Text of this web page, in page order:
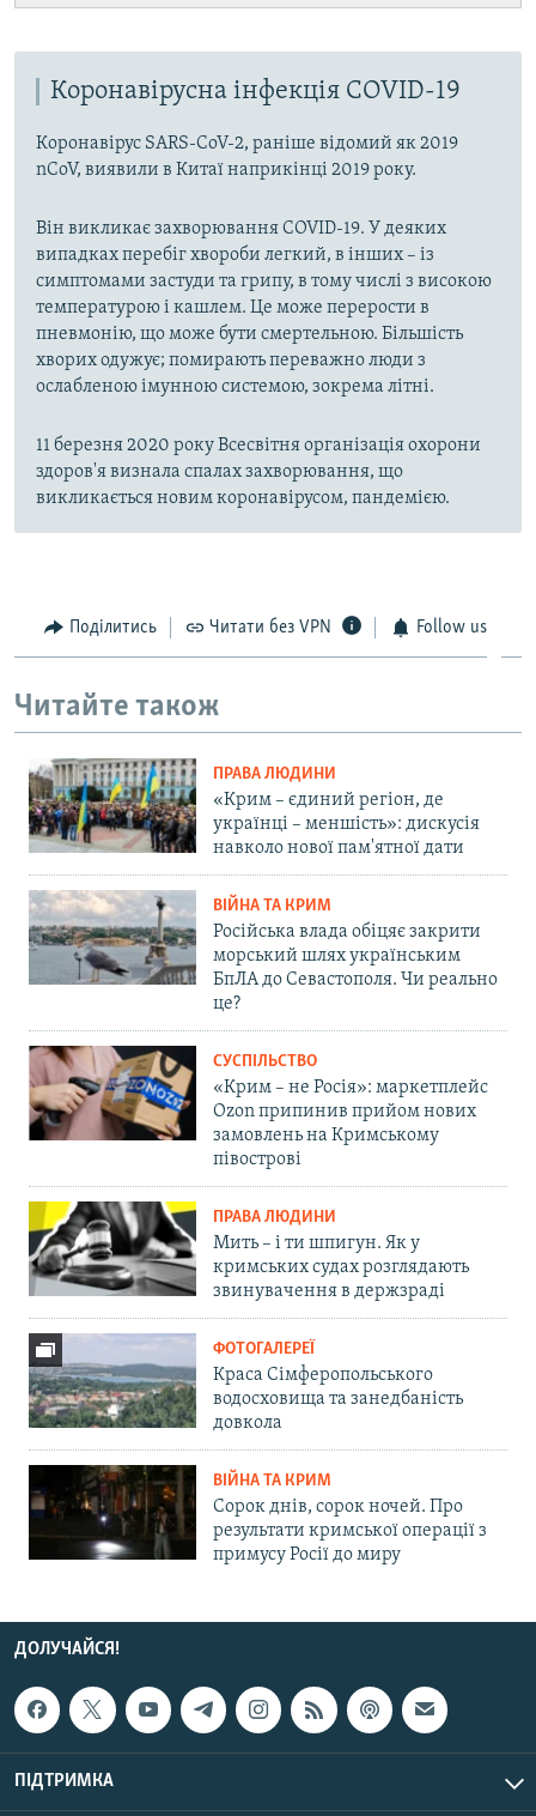
Коронавірусна інфекція COVID-19
Коронавірус SARS-CoV-2, раніше відомий як 2019
nCoV, виявили в Китаї наприкінці 2019 року.
Він викликає захворювання COVID-19. У деяких
випадках перебіг хвороби легкий, в інших – із
симптомами застуди та грипу, в тому числі з високою
температурою і кашлем. Це може перерости в
пневмонію, що може бути смертельною. Більшість
хворих одужує; помирають переважно люди з
ослабленою імунною системою, зокрема літні.
11 березня 2020 року Всесвітня організація охорони
здоров'я визнала спалах захворювання, що
викликається новим коронавірусом, пандемією.
Поділитись Читати без VPN Follow us
Читайте також
ПРАВА ЛЮДИНИ
«Крим – єдиний регіон, де
українці – меншість»: дискусія
навколо нової пам'ятної дати
ВІЙНА ТА КРИМ
Російська влада обіцяє закрити
морський шлях українським
БпЛА до Севастополя. Чи реально
це?
СУСПІЛЬСТВО
«Крим – не Росія»: маркетплейс
Ozon припинив прийом нових
замовлень на Кримському
півострові
ПРАВА ЛЮДИНИ
Мить – і ти шпигун. Як у
кримських судах розглядають
звинувачення в держзраді
ФОТОГАЛЕРЕЇ
Краса Сімферопольського
водосховища та занедбаність
довкола
ВІЙНА ТА КРИМ
Сорок днів, сорок ночей. Про
результати кримської операції з
примусу Росії до миру
ДОЛУЧАЙСЯ!
ПІДТРИМКА